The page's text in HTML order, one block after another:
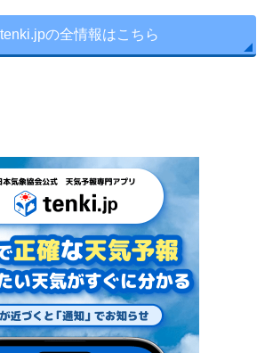
tenki.jpの全情報はこちら